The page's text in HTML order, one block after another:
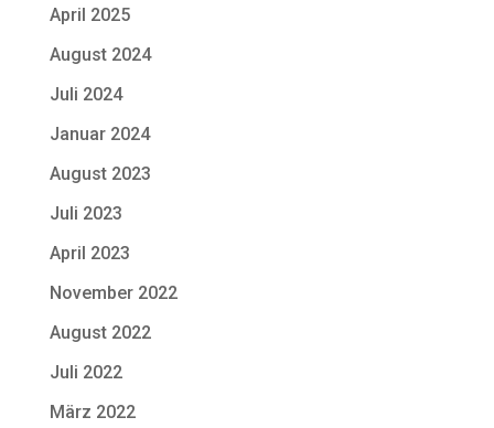
April 2025
August 2024
Juli 2024
Januar 2024
August 2023
Juli 2023
April 2023
November 2022
August 2022
Juli 2022
März 2022